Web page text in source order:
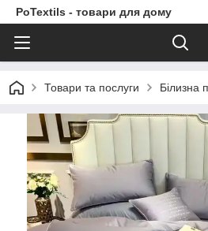
PoTextils - товари для дому
Товари та послуги Білизна